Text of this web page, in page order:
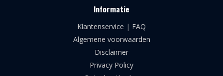
Informatie
Klantenservice | FAQ
Algemene voorwaarden
Disclaimer
Privacy Policy